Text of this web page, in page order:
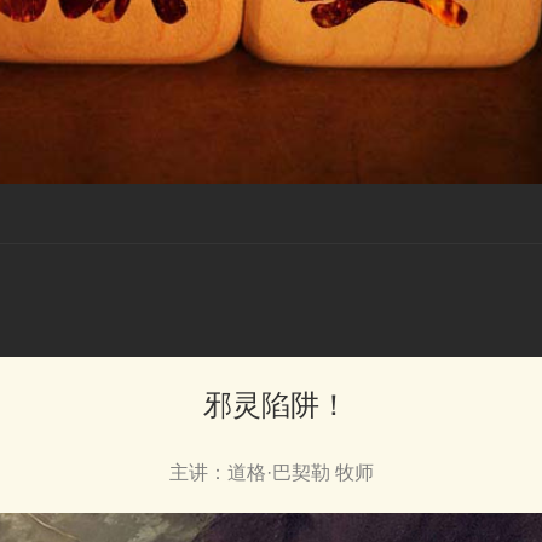
邪灵陷阱！
主讲：道格·巴契勒 牧师